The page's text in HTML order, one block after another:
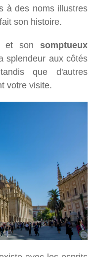
à des noms illustres
son histoire.
et son somptueux
splendeur aux côtés
que d'autres
votre visite.